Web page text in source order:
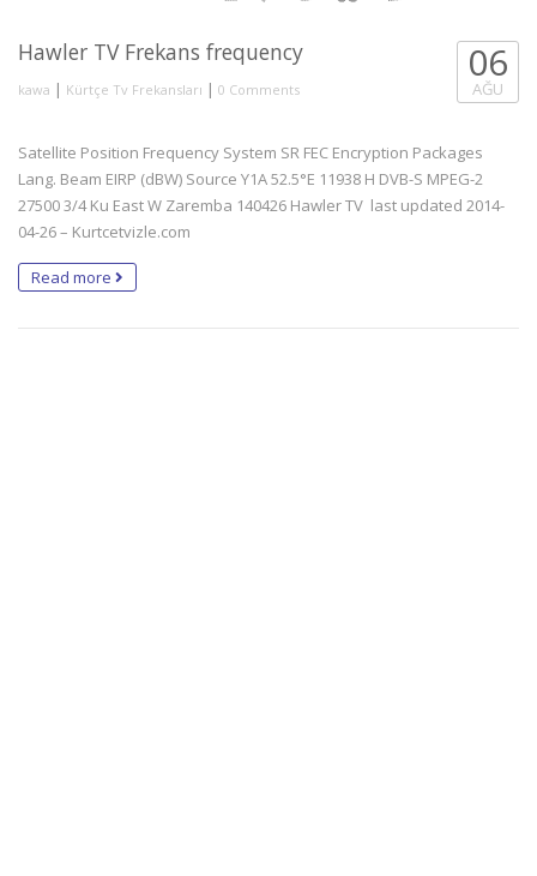
Hawler TV Frekans frequency
kawa | Kürtçe Tv Frekansları | 0 Comments
06
AĞU
Satellite Position Frequency System SR FEC Encryption Packages
Lang. Beam EIRP (dBW) Source Y1A 52.5°E 11938 H DVB-S MPEG-2
27500 3/4 Ku East W Zaremba 140426 Hawler TV last updated 2014-
04-26 – Kurtcetvizle.com
Read more